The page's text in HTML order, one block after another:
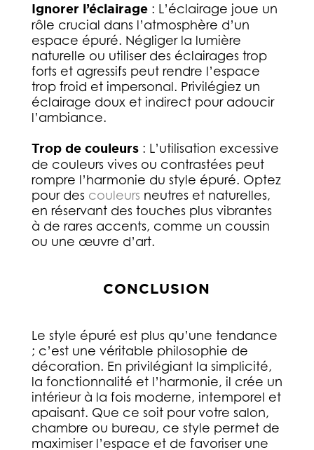
Ignorer l’éclairage: L’éclairage joue un
rôle crucial dans l’atmosphère d’un
espace épuré. Négliger la lumière
naturelle ou utiliser des éclairages trop
forts et agressifs peut rendre l’espace
trop froid et impersonal. Privilégiez un
éclairage doux et indirect pour adoucir
l’ambiance.
Trop de couleurs: L’utilisation excessive
de couleurs vives ou contrastées peut
rompre l’harmonie du style épuré. Optez
pour des couleurs neutres et naturelles,
en réservant des touches plus vibrantes
à de rares accents, comme un coussin
ou une œuvre d’art.
CONCLUSION
Le style épuré est plus qu’une tendance
; c’est une véritable philosophie de
décoration. En privilégiant la simplicité,
la fonctionnalité et l’harmonie, il crée un
intérieur à la fois moderne, intemporel et
apaisant. Que ce soit pour votre salon,
chambre ou bureau, ce style permet de
maximiser l’espace et de favoriser une